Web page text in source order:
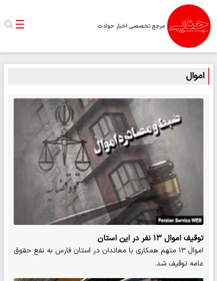
مرجع تخصصی اخبار حوادث
اموال
توقیف اموال ۱۳ نفر در این استان
اموال ۱۳ متهم همکاری با معاندان در استان فارس به نفع حقوق
عامه توقیف شد.